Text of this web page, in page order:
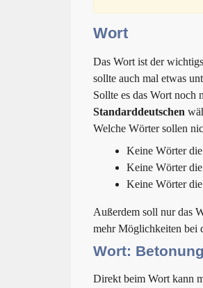
Wort
Das Wort ist der
sollte auch mal etwas
Sollte es das Wort noch
Standarddeutschen
Welche Wörter sollen
Keine Wörter die
Keine Wörter die
Keine Wörter
Außerdem soll nur das
mehr Möglichkeiten bei
Wort: Betonung
Direkt beim Wort kann